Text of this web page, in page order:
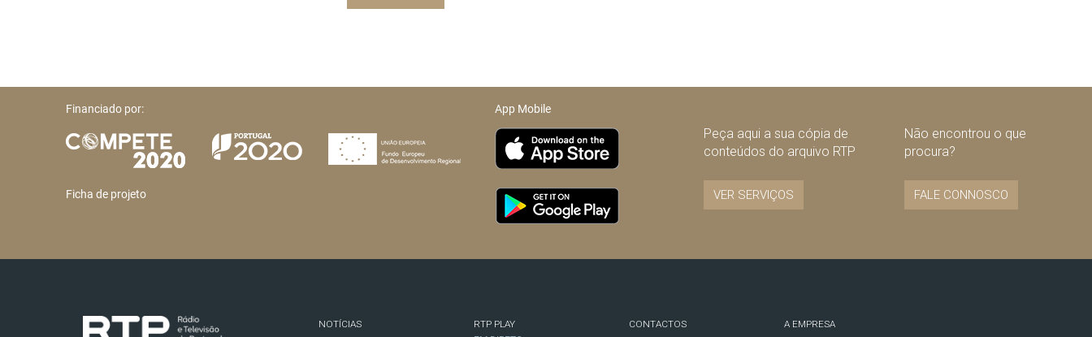
Financiado por:
Ficha de projeto
App Mobile
Peça aqui a sua cópia de
conteúdos do arquivo RTP
VER SERVIÇOS
Não encontrou o que
procura?
FALE CONNOSCO
NOTÍCIAS
RTP PLAY
CONTACTOS
A EMPRESA